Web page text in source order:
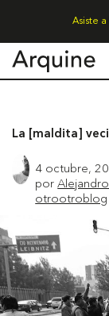
Asiste a
La [maldita]
4 octubre,
por
otrootroblog